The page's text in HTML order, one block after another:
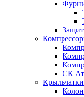
СК
Крыльчатки